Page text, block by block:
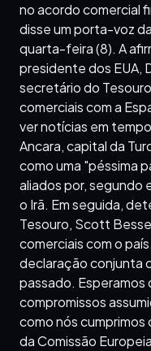
no acordo comercial
disse um porta-voz
quarta-feira (8). A
presidente dos EUA,
secretário do
comerciais com a
ver notícias em
Ancara, capital da
como uma "péssima
aliados por, segundo
o Irã. Em seguida,
Tesouro, Scott
comerciais com o
declaração conjunta
passado. Esperamos
compromissos
como nós
da Comissão